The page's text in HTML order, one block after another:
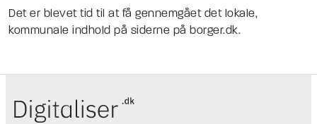
Det er blevet tid til at få gennemgået det lokale,
kommunale indhold på siderne på borger.dk.